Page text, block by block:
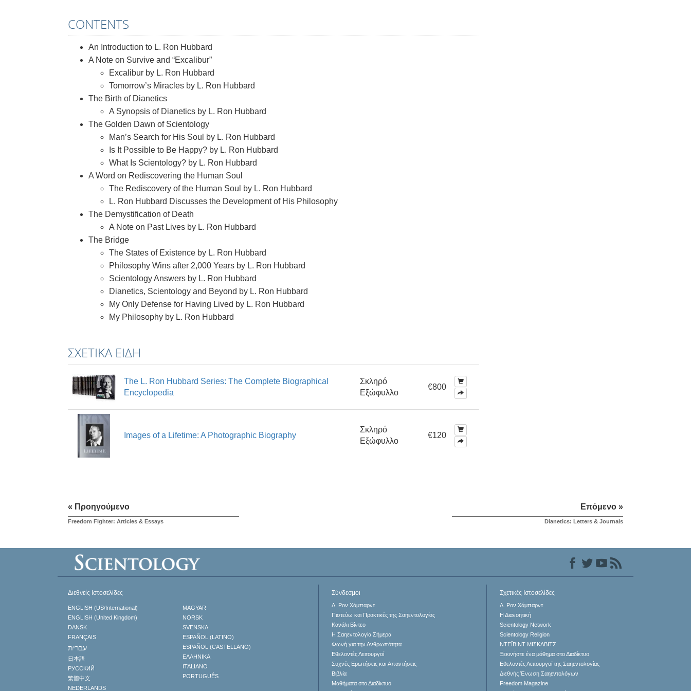
CONTENTS
An Introduction to L. Ron Hubbard
A Note on Survive and “Excalibur”
Excalibur by L. Ron Hubbard
Tomorrow’s Miracles by L. Ron Hubbard
The Birth of Dianetics
A Synopsis of Dianetics by L. Ron Hubbard
The Golden Dawn of Scientology
Man’s Search for His Soul by L. Ron Hubbard
Is It Possible to Be Happy? by L. Ron Hubbard
What Is Scientology? by L. Ron Hubbard
A Word on Rediscovering the Human Soul
The Rediscovery of the Human Soul by L. Ron Hubbard
L. Ron Hubbard Discusses the Development of His Philosophy
The Demystification of Death
A Note on Past Lives by L. Ron Hubbard
The Bridge
The States of Existence by L. Ron Hubbard
Philosophy Wins after 2,000 Years by L. Ron Hubbard
Scientology Answers by L. Ron Hubbard
Dianetics, Scientology and Beyond by L. Ron Hubbard
My Only Defense for Having Lived by L. Ron Hubbard
My Philosophy by L. Ron Hubbard
ΣΧΕΤΙΚΆ ΕΊΔΗ
The L. Ron Hubbard Series: The Complete Biographical
Encyclopedia
Σκληρό
Εξώφυλλο
€800
Images of a Lifetime: A Photographic Biography
Σκληρό
Εξώφυλλο
€120
« Προηγούμενο
Freedom Fighter: Articles & Essays
Επόμενο »
Dianetics: Letters & Journals
Διεθνείς Ιστοσελίδες
ENGLISH (US/International)
ENGLISH (United Kingdom)
DANSK
FRANÇAIS
עברית
日本語
РУССКИЙ
繁體中文
NEDERLANDS
MAGYAR
NORSK
SVENSKA
ESPAÑOL (LATINO)
ESPAÑOL (CASTELLANO)
ΕΛΛΗΝΙΚA
ITALIANO
PORTUGUÊS
Σύνδεσμοι
Λ. Ρον Χάμπαρντ
Πιστεύω και Πρακτικές της Σαηεντολογίας
Κανάλι Βίντεο
Η Σαηεντολογία Σήμερα
Φωνή για την Ανθρωπότητα
Εθελοντές Λειτουργοί
Συχνές Ερωτήσεις και Απαντήσεις
Βιβλία
Μαθήματα στο Διαδίκτυο
Σχετικές Ιστοσελίδες
Λ. Ρον Χάμπαρντ
Η Διανοητική
Scientology Network
Scientology Religion
ΝΤΕΪΒΙΝΤ ΜΙΣΚAΒΙΤΣ
Ξεκινήστε ένα μάθημα στο Διαδίκτυο
Εθελοντές Λειτουργοί της Σαηεντολογίας
Διεθνής Ένωση Σαηεντολόγων
Freedom Magazine